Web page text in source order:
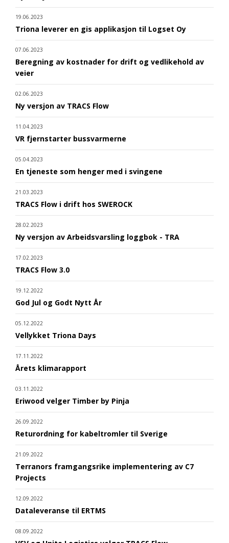
19.06.2023
Triona leverer en gis applikasjon til Logset Oy
07.06.2023
Beregning av kostnader for drift og vedlikehold av
veier
02.06.2023
Ny versjon av TRACS Flow
11.04.2023
VR fjernstarter bussvarmerne
05.04.2023
En tjeneste som henger med i svingene
21.03.2023
TRACS Flow i drift hos SWEROCK
28.02.2023
Ny versjon av Arbeidsvarsling loggbok - TRA
17.02.2023
TRACS Flow 3.0
19.12.2022
God Jul og Godt Nytt År
05.12.2022
Vellykket Triona Days
17.11.2022
Årets klimarapport
03.11.2022
Eriwood velger Timber by Pinja
26.09.2022
Returordning for kabeltromler til Sverige
21.09.2022
Terranors framgangsrike implementering av C7
Projects
12.09.2022
Dataleveranse til ERTMS
08.09.2022